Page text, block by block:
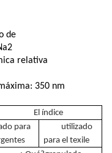
de
relativa
350 nm
El índice
para
utilizado
para el texile